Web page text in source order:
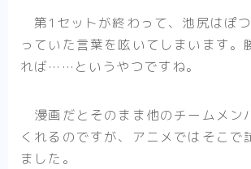
第1セットが終わって、池尻はぽ
っていた言葉を呟いてしまいます。
れば……というやつですね。
漫画だとそのまま他のチームメン
くれるのですが、アニメではそこで
ました。